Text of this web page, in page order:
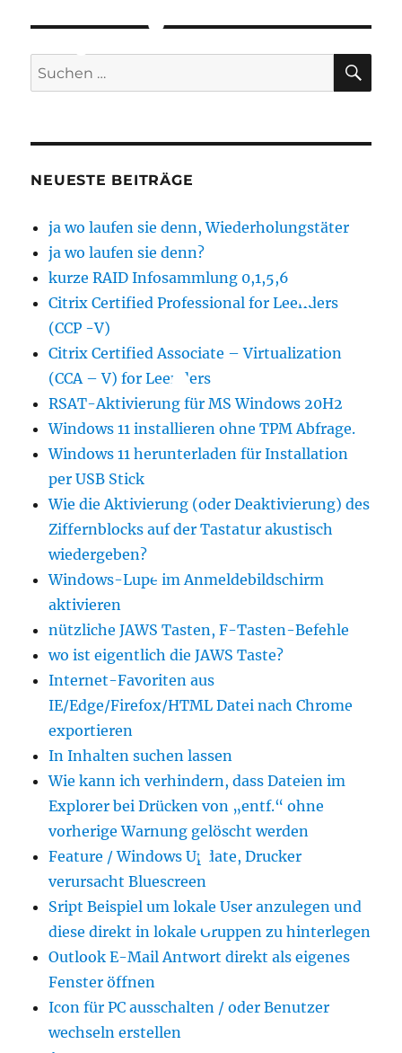
Suchen
nach:
NEUESTE BEITRÄGE
ja wo laufen sie denn, Wiederholungstäter
ja wo laufen sie denn?
kurze RAID Infosammlung 0,1,5,6
Citrix Certified Professional for Leenders
(CCP -V)
Citrix Certified Associate – Virtualization
(CCA – V) for Leenders
RSAT-Aktivierung für MS Windows 20H2
Windows 11 installieren ohne TPM Abfrage.
Windows 11 herunterladen für Installation
per USB Stick
Wie die Aktivierung (oder Deaktivierung) des
Ziffernblocks auf der Tastatur akustisch
wiedergeben?
Windows-Lupe im Anmeldebildschirm
aktivieren
nützliche JAWS Tasten, F-Tasten-Befehle
wo ist eigentlich die JAWS Taste?
Internet-Favoriten aus
IE/Edge/Firefox/HTML Datei nach Chrome
exportieren
In Inhalten suchen lassen
Wie kann ich verhindern, dass Dateien im
Explorer bei Drücken von „entf.“ ohne
vorherige Warnung gelöscht werden
Feature / Windows Update, Drucker
verursacht Bluescreen
Sript Beispiel um lokale User anzulegen und
diese direkt in lokale Gruppen zu hinterlegen
Outlook E-Mail Antwort direkt als eigenes
Fenster öffnen
Icon für PC ausschalten / oder Benutzer
wechseln erstellen